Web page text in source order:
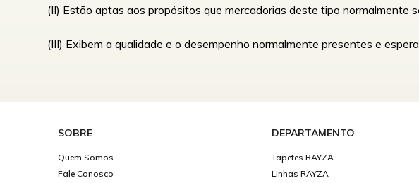
(II) Estão aptas aos propósitos que mercadorias deste tipo normalmente
(III) Exibem a qualidade e o desempenho normalmente presentes e
SOBRE
Quem Somos
Fale Conosco
DEPARTAMENTO
Tapetes RAYZA
Linhas RAYZA